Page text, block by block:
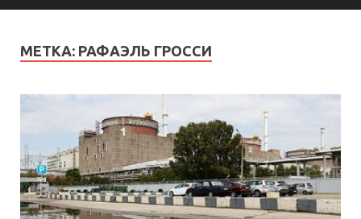
МЕТКА: РАФАЭЛЬ ГРОССИ